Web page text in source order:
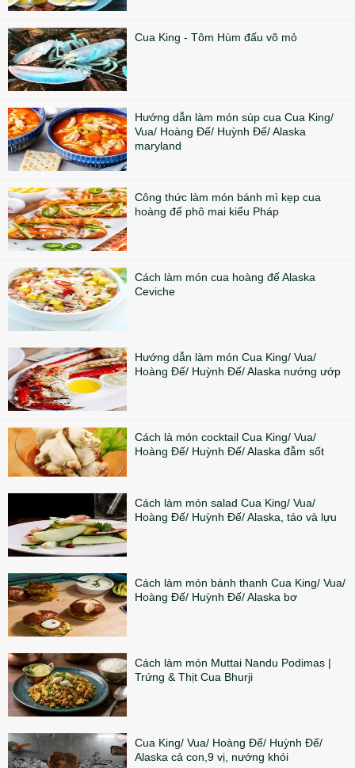
Cua King - Tôm Hùm đấu võ mỏ
Hướng dẫn làm món súp cua Cua King/
Vua/ Hoàng Đế/ Huỳnh Đế/ Alaska
maryland
Công thức làm món bánh mì kẹp cua
hoàng đế phô mai kiểu Pháp
Cách làm món cua hoàng đế Alaska
Ceviche
Hướng dẫn làm món Cua King/ Vua/
Hoàng Đế/ Huỳnh Đế/ Alaska nướng ướp
Cách là món cocktail Cua King/ Vua/
Hoàng Đế/ Huỳnh Đế/ Alaska đẫm sốt
Cách làm món salad Cua King/ Vua/
Hoàng Đế/ Huỳnh Đế/ Alaska, táo và lựu
Cách làm món bánh thanh Cua King/ Vua/
Hoàng Đế/ Huỳnh Đế/ Alaska bơ
Cách làm món Muttai Nandu Podimas |
Trứng & Thịt Cua Bhurji
Cua King/ Vua/ Hoàng Đế/ Huỳnh Đế/
Alaska cả con,9 vị, nướng khói